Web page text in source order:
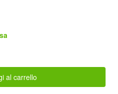
al carrello